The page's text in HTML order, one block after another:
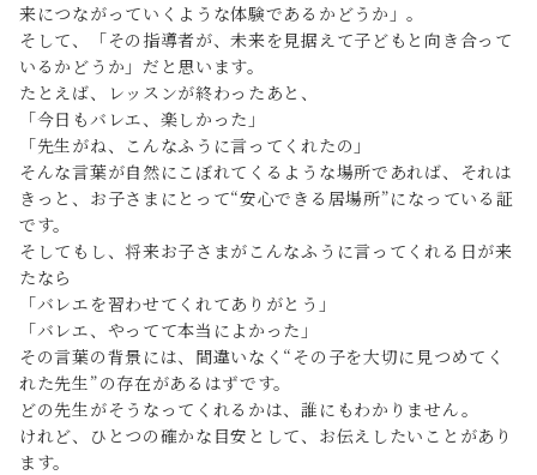
来につながっていくような体験であるかどうか」。
そして、「その指導者が、未来を見据えて子どもと向き合って
いるかどうか」だと思います。
たとえば、レッスンが終わったあと、
「今日もバレエ、楽しかった」
「先生がね、こんなふうに言ってくれたの」
そんな言葉が自然にこぼれてくるような場所であれば、それは
きっと、お子さまにとって“安心できる居場所”になっている証
です。
そしてもし、将来お子さまがこんなふうに言ってくれる日が来
たなら
「バレエを習わせてくれてありがとう」
「バレエ、やってて本当によかった」
その言葉の背景には、間違いなく“その子を大切に見つめてく
れた先生”の存在があるはずです。
どの先生がそうなってくれるかは、誰にもわかりません。
けれど、ひとつの確かな目安として、お伝えしたいことがあり
ます。